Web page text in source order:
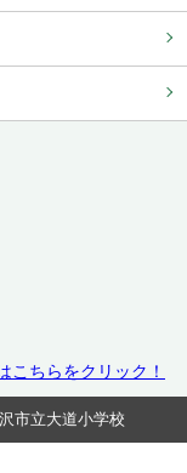
こちらをクリック！
市立大道小学校